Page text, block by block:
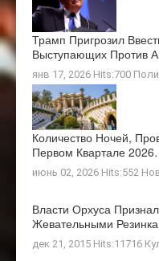
Трамп Пригрозил
Выступающих Против
янв 17, 2026 Hits:700
Количество Ночей,
Первом Квартале
июнь 02, 2026 Hits:552
Власти Орхуса
Жевательными
дек 21, 2015 Hits:11716